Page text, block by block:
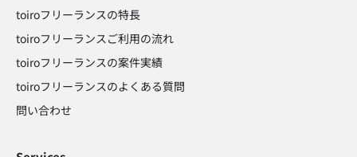
toiroフリーランスの特長
toiroフリーランスご利用の流れ
toiroフリーランスの案件実績
toiroフリーランスのよくある質問
問い合わせ​